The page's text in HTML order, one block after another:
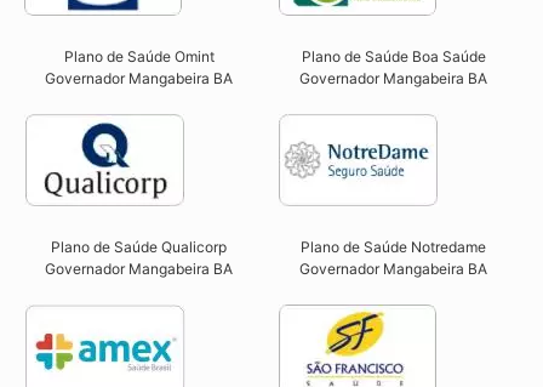
Plano de Saúde Omint
Governador Mangabeira BA​
Plano de Saúde Boa Saúde
Governador Mangabeira BA​
Plano de Saúde Qualicorp
Governador Mangabeira BA​
Plano de Saúde Notredame
Governador Mangabeira BA​